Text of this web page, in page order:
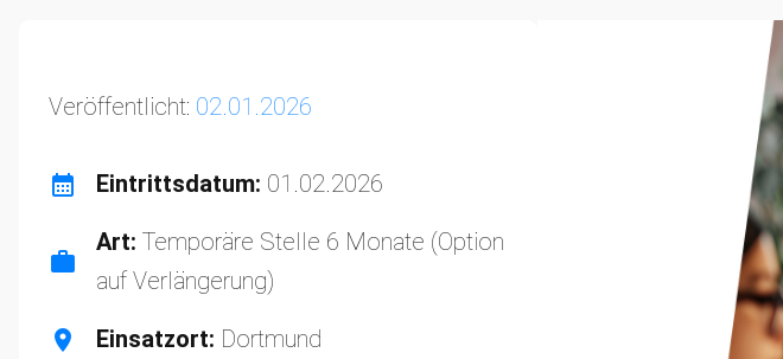
Veröffentlicht: 02.01.2026
Eintrittsdatum: 01.02.2026
Art: Temporäre Stelle 6 Monate (Option
auf Verlängerung)
Einsatzort: Dortmund